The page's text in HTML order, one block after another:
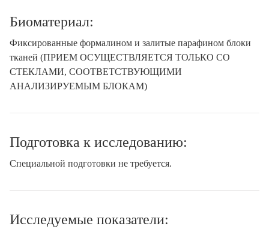
Биоматериал:
Фиксированные формалином и залитые парафином блоки
тканей (ПРИЕМ ОСУЩЕСТВЛЯЕТСЯ ТОЛЬКО СО
СТЕКЛАМИ, СООТВЕТСТВУЮЩИМИ
АНАЛИЗИРУЕМЫМ БЛОКАМ)
Подготовка к исследованию:
Специальной подготовки не требуется.
Исследуемые показатели: